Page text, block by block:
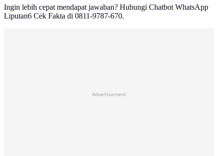
Ingin lebih cepat mendapat jawaban? Hubungi Chatbot WhatsApp
Liputan6 Cek Fakta di 0811-9787-670.
Advertisement